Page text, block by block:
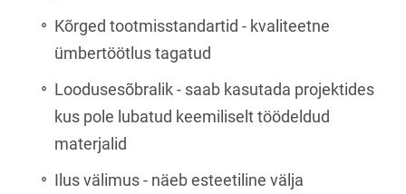
Kõrged tootmisstandartid - kvaliteetne
ümbertöötlus tagatud
Loodusesõbralik - saab kasutada projektides
kus pole lubatud keemiliselt töödeldud
materjalid
Ilus välimus - näeb esteetiline välja